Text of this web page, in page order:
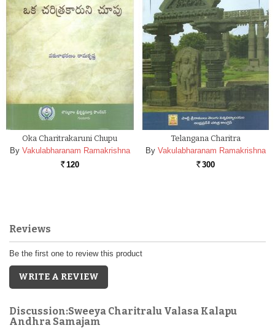
Oka Charitrakaruni Chupu
By Vakulabharanam Ramakrishna
Rs. 120
Telangana Charitra
By Vakulabharanam Ramakrishna
Rs. 300
Reviews
Be the first one to review this product
WRITE A REVIEW
Discussion:Sweeya Charitralu Valasa Kalapu
Andhra Samajam